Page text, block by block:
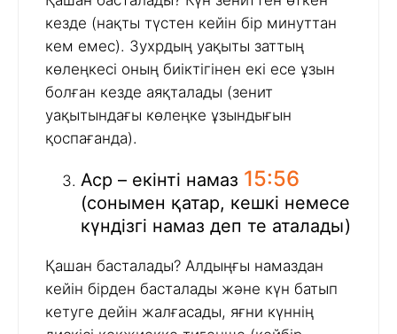
кезде (нақты түстен кейін бір минуттан
кем емес). Зухрдың уақыты заттың
көлеңкесі оның биіктігінен екі есе ұзын
болған кезде аяқталады (зенит
уақытындағы көлеңке ұзындығын
қоспағанда).
Аср – екінті намаз 15:56
(сонымен қатар, кешкі немесе
күндізгі намаз деп те аталады)
Қашан басталады? Алдыңғы намаздан
кейін бірден басталады және күн батып
кетуге дейін жалғасады, яғни күннің